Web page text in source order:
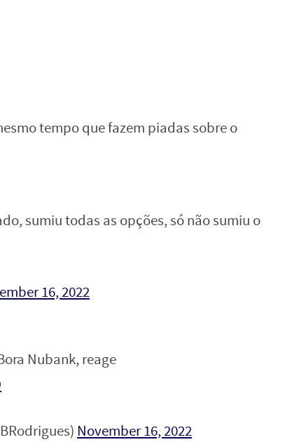
tempo que fazem piadas sobre o
sumiu todas as opções, só não sumiu o
16, 2022
Nubank, reage
November 16, 2022